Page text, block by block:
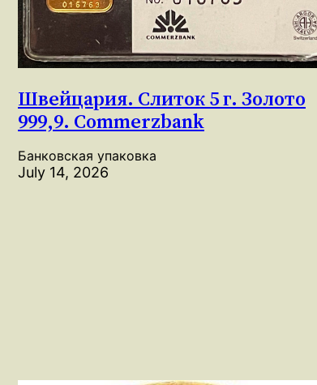
Швейцария. Слиток 5 г. Золото
999,9. Commerzbank
Банковская упаковка
July 14, 2026